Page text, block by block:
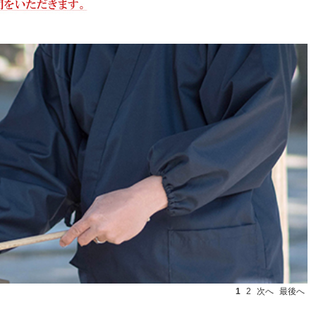
1 2 次へ 最後へ